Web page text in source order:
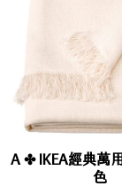
A ✤ IKEA經典萬
色